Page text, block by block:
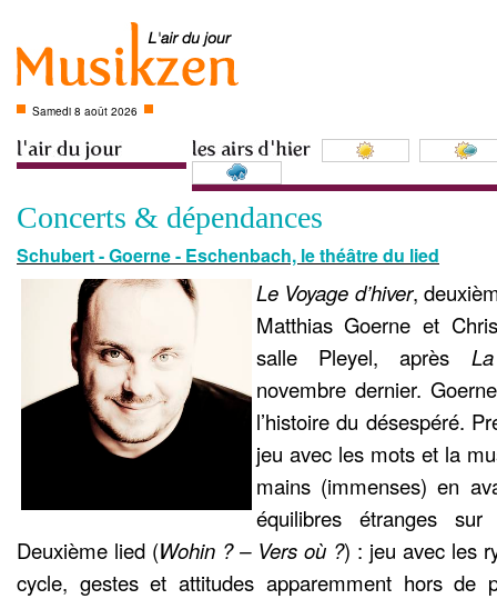
Samedi 8 août 2026
Concerts & dépendances
Schubert - Goerne - Eschenbach, le théâtre du lied
Le Voyage d’hiver,
Matthias Goerne et
salle Pleyel, après
novembre dernier.
l’histoire du désespéré.
jeu avec les mots et la
mains (immenses) en
équilibres étranges
Deuxième lied (Wohin ? – Vers où ?) : jeu avec les
cycle, gestes et attitudes apparemment hors de